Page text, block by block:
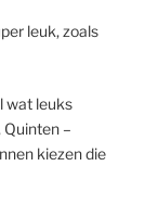
leuk, zoals
wat leuks
Quinten –
kiezen die